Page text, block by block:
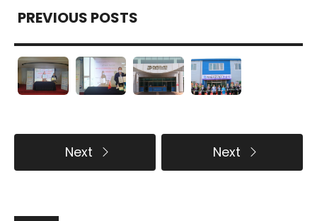
PREVIOUS POSTS
Next Next